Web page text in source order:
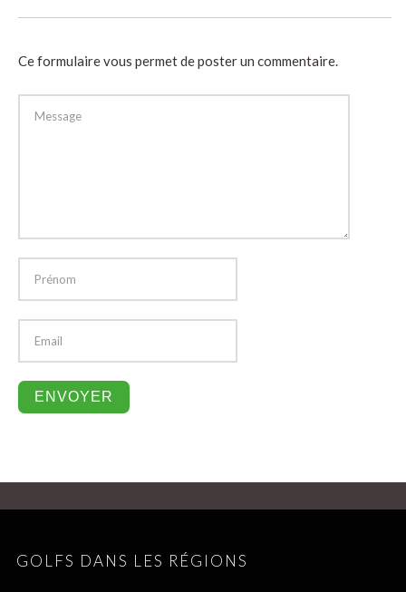
Ce formulaire vous permet de poster un commentaire.
GOLFS DANS LES RÉGIONS